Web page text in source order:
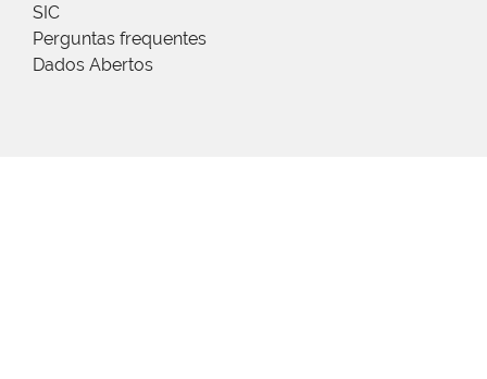
SIC
Perguntas frequentes
Dados Abertos